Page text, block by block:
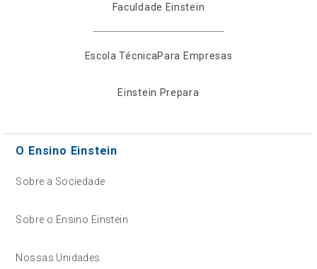
Faculdade Einstein
Escola TécnicaPara Empresas
Einstein Prepara
O Ensino Einstein
Sobre a Sociedade
Sobre o Ensino Einstein
Nossas Unidades